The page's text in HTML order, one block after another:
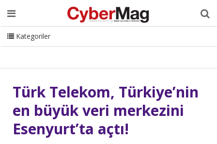
Ana Sayfa Hakkımızda Dergi Editörden
Danışmanlık
ISC Turkey Sizden Gelenler
İletişim
CyberMag Logo
Kategoriler
Türk Telekom, Türkiye’nin
en büyük veri merkezini
Esenyurt’ta açtı!